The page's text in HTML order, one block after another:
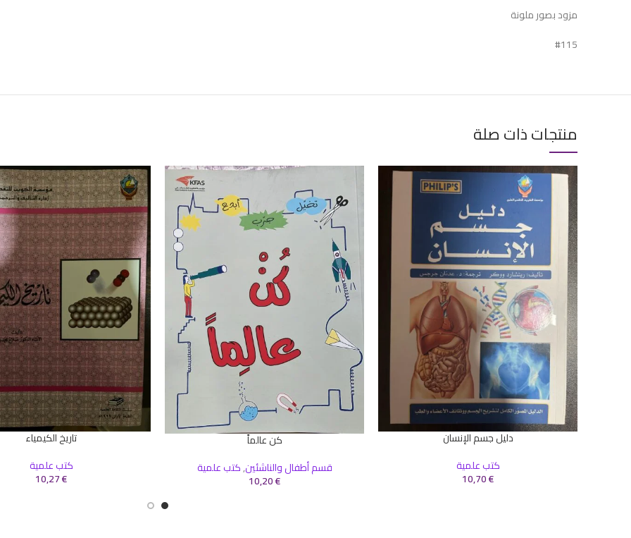
مزود بصور ملونة
#115
منتجات ذات صلة
دليل جسم الإنسان
كتب علمية
10,70€
كن عالماً
قسم أطفال والناشئين,كتب علمية
10,20€
تاريخ الكيمياء
كتب علمية
10,27€